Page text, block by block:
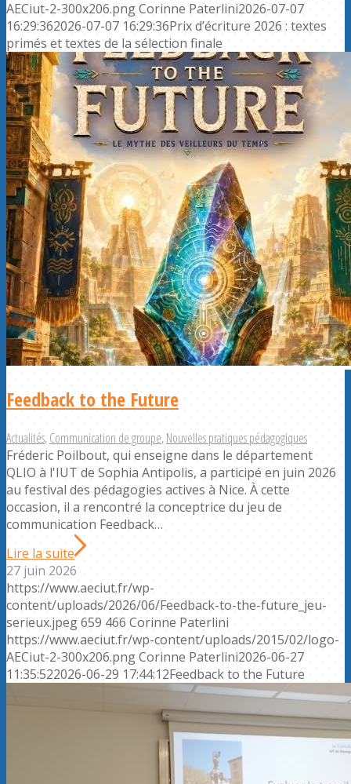
AECiut-2-300x206.pngCorinne Paterlini2026-07-07
16:29:362026-07-07 16:29:36Prix d’écriture 2026 : textes
primés et textes de la sélection finale
Feedback to the Future
Actualités,Communication de groupe,Nouvelles pratiques pédagogiques
Fréderic Poilbout, qui enseigne dans le département
QLIO à l'IUT de Sophia Antipolis, a participé en juin 2026
au festival des pédagogies actives à Nice. À cette
occasion, il a rencontré la conceptrice du jeu de
communication Feedback…
Lire la suite
27 juin 2026
https://www.aeciut.fr/wp-
content/uploads/2026/06/Feedback-to-the-future_jeu-
serieux.jpeg659 466 Corinne Paterlini
https://www.aeciut.fr/wp-content/uploads/2015/02/logo-
AECiut-2-300x206.pngCorinne Paterlini2026-06-27
11:35:522026-06-29 17:44:12Feedback to the Future